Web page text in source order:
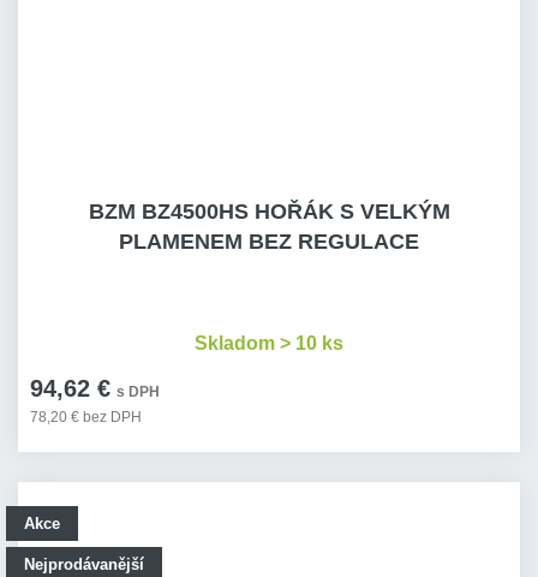
BZM BZ4500HS HOŘÁK S VELKÝM
PLAMENEM BEZ REGULACE
94,62 € s DPH
78,20 € bez DPH
Skladom > 10 ks
Akce
Nejprodávanější